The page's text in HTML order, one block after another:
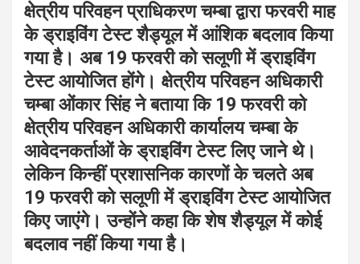
क्षेत्रीय परिवहन प्राधिकरण चम्बा द्वारा फरवरी माह
के ड्राइविंग टेस्ट शैड्यूल में आंशिक बदलाव किया
गया है। अब 19 फरवरी को सलूणी में ड्राइविंग
टेस्ट आयोजित होंगे। क्षेत्रीय परिवहन अधिकारी
चम्बा ओंकार सिंह ने बताया कि 19 फरवरी को
क्षेत्रीय परिवहन अधिकारी कार्यालय चम्बा के
आवेदनकर्ताओं के ड्राइविंग टेस्ट लिए जाने थे।
लेकिन किन्हीं प्रशासनिक कारणों के चलते अब
19 फरवरी को सलूणी में ड्राइविंग टेस्ट आयोजित
किए जाएंगे। उन्होंने कहा कि शेष शैड्यूल में कोई
बदलाव नहीं किया गया है।